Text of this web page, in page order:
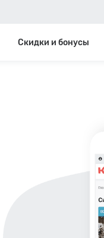
Скидки и бонусы